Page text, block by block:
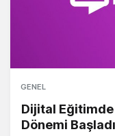
GENEL
Dijital
Dönemi Başladı